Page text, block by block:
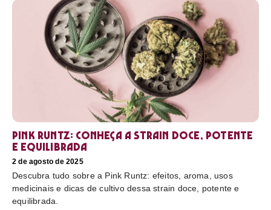
Pink Runtz: conheça a strain doce, potente
e equilibrada
2 de agosto de 2025
Descubra tudo sobre a Pink Runtz: efeitos, aroma, usos
medicinais e dicas de cultivo dessa strain doce, potente e
equilibrada.